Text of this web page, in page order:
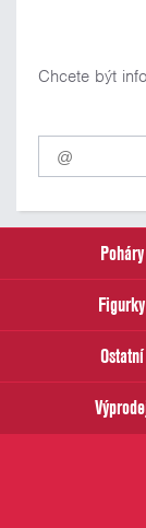
Chcete být
Pro
odběr
našich
email
Poháry
Figurky
Ostatní